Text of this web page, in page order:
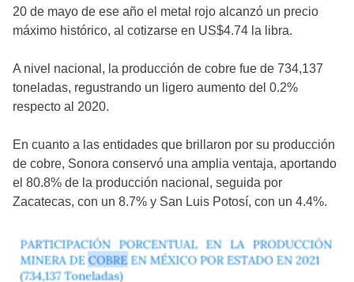
20 de mayo de ese año el metal rojo alcanzó un precio
máximo histórico, al cotizarse en US$4.74 la libra.
A nivel nacional, la producción de cobre fue de 734,137
toneladas, regustrando un ligero aumento del 0.2%
respecto al 2020.
En cuanto a las entidades que brillaron por su producción
de cobre, Sonora conservó una amplia ventaja, aportando
el 80.8% de la producción nacional, seguida por
Zacatecas, con un 8.7% y San Luis Potosí, con un 4.4%.